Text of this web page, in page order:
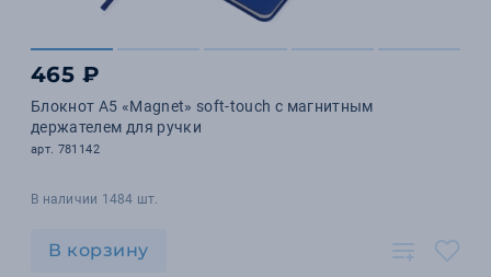
465 ₽
Блокнот А5 «Magnet» soft-touch с магнитным
держателем для ручки
арт. 781142
В наличии 1484 шт.
В корзину